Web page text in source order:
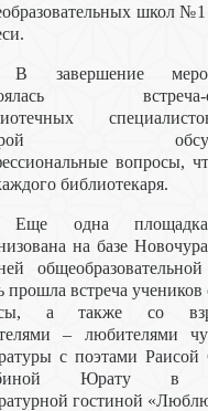
школ
В завершение
встреча-
вопросы,
библиотекаря.
Еще одна
на базе
прошла встреча учеников
а также со
– любителями
с поэтами
Юрату в
гостиной